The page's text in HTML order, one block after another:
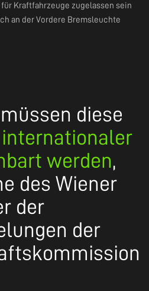
für Kraftfahrzeuge zugelassen sein
an der Vordere Bremsleuchte
diese
werden,
des Wiener
der
der